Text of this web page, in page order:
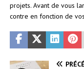
projets. Avant de vous
contre en fonction de